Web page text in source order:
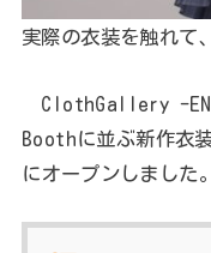
実際の衣装を触れて
ClothGallery -
Boothに並ぶ新作衣
にオープンしました。